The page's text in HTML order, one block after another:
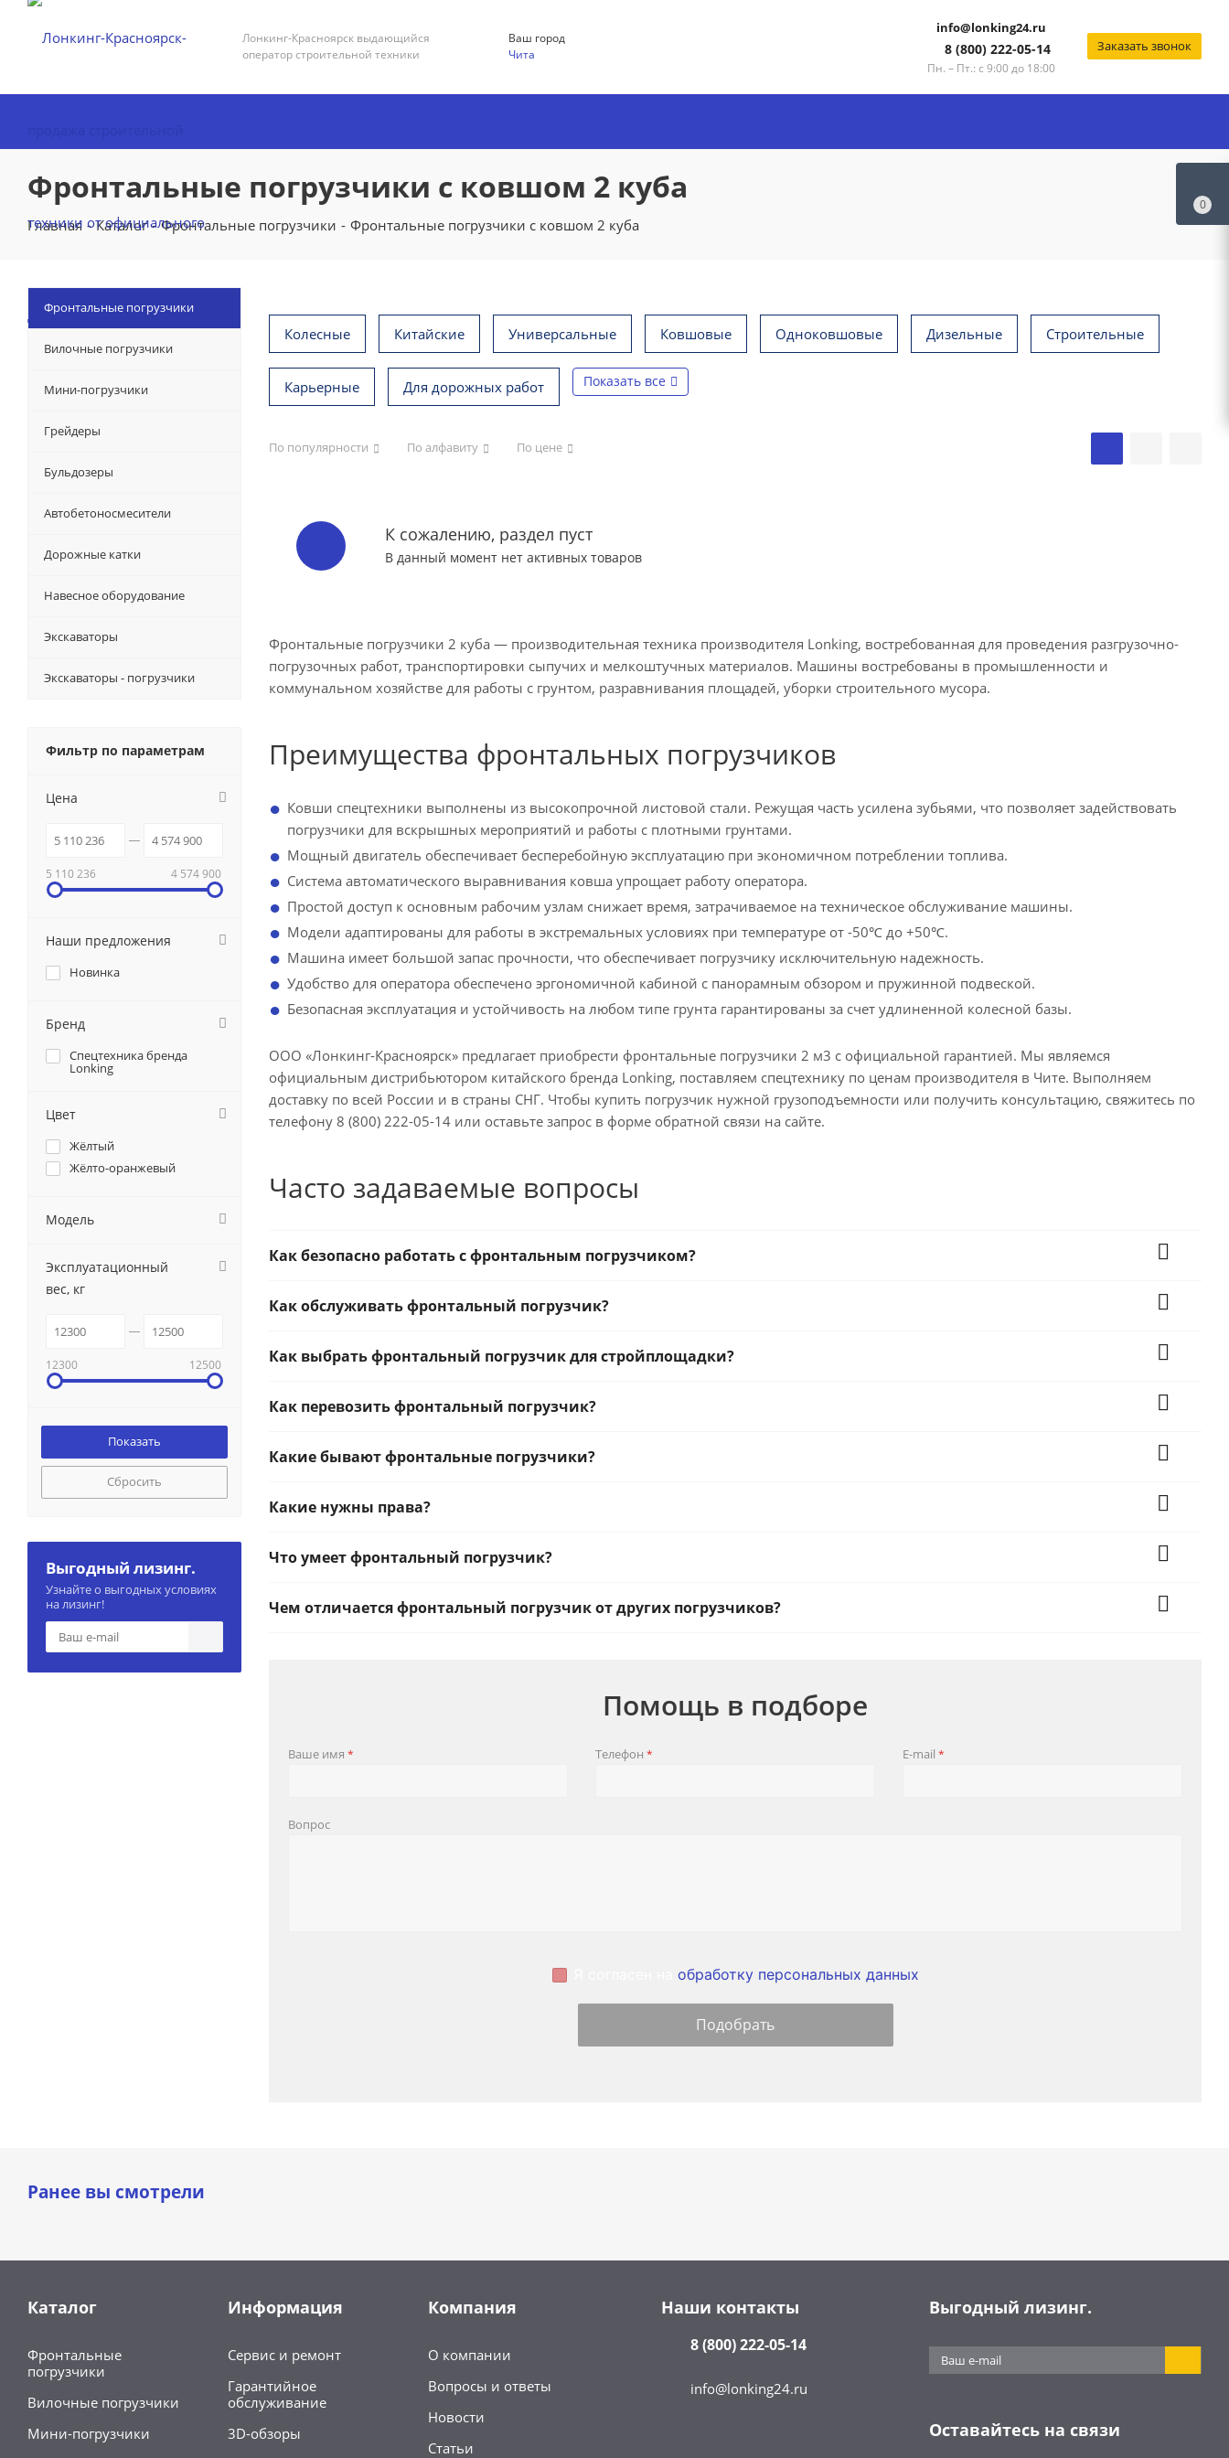
Лонкинг-Красноярск выдающийся
оператор строительной техники
Ваш город
Чита
info@lonking24.ru
8 (800) 222-05-14
Пн. – Пт.: с 9:00 до 18:00
Заказать звонок
Фронтальные погрузчики с ковшом 2 куба
Главная - Каталог - Фронтальные погрузчики - Фронтальные погрузчики с ковшом 2 куба
Колесные Китайские Универсальные Ковшовые Одноковшовые Дизельные Строительные
Карьерные Для дорожных работ Показать все
По популярности По алфавиту По цене
К сожалению, раздел пуст
В данный момент нет активных товаров
Фронтальные погрузчики 2 куба — производительная техника производителя Lonking, востребованная для проведения разгрузочно-
погрузочных работ, транспортировки сыпучих и мелкоштучных материалов. Машины востребованы в промышленности и
коммунальном хозяйстве для работы с грунтом, разравнивания площадей, уборки строительного мусора.
Преимущества фронтальных погрузчиков
Ковши спецтехники выполнены из высокопрочной листовой стали. Режущая часть усилена зубьями, что позволяет задействовать
погрузчики для вскрышных мероприятий и работы с плотными грунтами.
Мощный двигатель обеспечивает бесперебойную эксплуатацию при экономичном потреблении топлива.
Система автоматического выравнивания ковша упрощает работу оператора.
Простой доступ к основным рабочим узлам снижает время, затрачиваемое на техническое обслуживание машины.
Модели адаптированы для работы в экстремальных условиях при температуре от -50℃ до +50℃.
Машина имеет большой запас прочности, что обеспечивает погрузчику исключительную надежность.
Удобство для оператора обеспечено эргономичной кабиной с панорамным обзором и пружинной подвеской.
Безопасная эксплуатация и устойчивость на любом типе грунта гарантированы за счет удлиненной колесной базы.
ООО «Лонкинг-Красноярск» предлагает приобрести фронтальные погрузчики 2 м3 с официальной гарантией. Мы являемся
официальным дистрибьютором китайского бренда Lonking, поставляем спецтехнику по ценам производителя в Чите. Выполняем
доставку по всей России и в страны СНГ. Чтобы купить погрузчик нужной грузоподъемности или получить консультацию, свяжитесь по
телефону 8 (800) 222-05-14 или оставьте запрос в форме обратной связи на сайте.
Часто задаваемые вопросы
Как безопасно работать с фронтальным погрузчиком?
Как обслуживать фронтальный погрузчик?
Как выбрать фронтальный погрузчик для стройплощадки?
Как перевозить фронтальный погрузчик?
Какие бывают фронтальные погрузчики?
Какие нужны права?
Что умеет фронтальный погрузчик?
Чем отличается фронтальный погрузчик от других погрузчиков?
Помощь в подборе
Ваше имя * Телефон * E-mail *
Вопрос
обработку персональных данных
Фронтальные погрузчики
Вилочные погрузчики
Мини-погрузчики
Грейдеры
Бульдозеры
Автобетоносмесители
Дорожные катки
Навесное оборудование
Экскаваторы
Экскаваторы - погрузчики
Фильтр по параметрам
Цена
5 110 236 4 574 900
Наши предложения
Новинка
Бренд
Спецтехника бренда
Lonking
Цвет
Жёлтый
Жёлто-оранжевый
Модель
Эксплуатационный
вес, кг
12300 12500
Сбросить
Выгодный лизинг.
Узнайте о выгодных условиях
на лизинг!
Ранее вы смотрели
Каталог
Фронтальные
погрузчики
Вилочные погрузчики
Мини-погрузчики
Информация
Сервис и ремонт
Гарантийное
обслуживание
3D-обзоры
Компания
О компании
Вопросы и ответы
Новости
Статьи
Наши контакты
8 (800) 222-05-14
info@lonking24.ru
Выгодный лизинг.
Оставайтесь на связи
0